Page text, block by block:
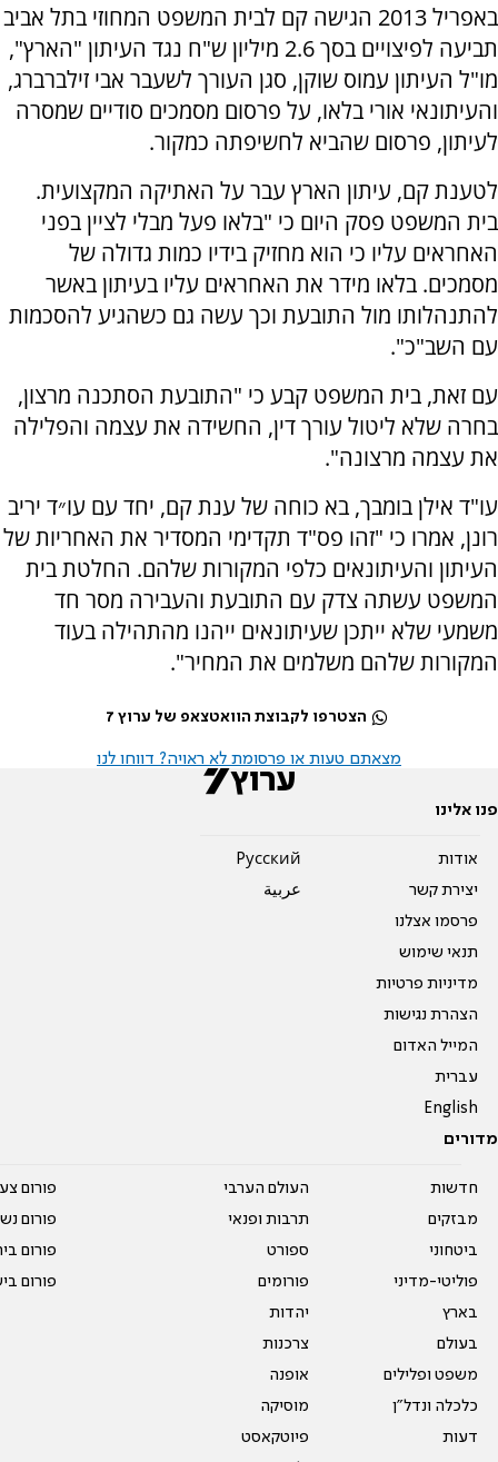
באפריל 2013 הגישה קם לבית המשפט המחוזי בתל אביב
תביעה לפיצויים בסך 2.6 מיליון ש"ח נגד העיתון "הארץ",
מו"ל העיתון עמוס שוקן, סגן העורך לשעבר אבי זילברברג,
והעיתונאי אורי בלאו, על פרסום מסמכים סודיים שמסרה
לעיתון, פרסום שהביא לחשיפתה כמקור.
לטענת קם, עיתון הארץ עבר על האתיקה המקצועית.
בית המשפט פסק היום כי "בלאו פעל מבלי לציין בפני
האחראים עליו כי הוא מחזיק בידיו כמות גדולה של
מסמכים. בלאו מידר את האחראים עליו בעיתון באשר
להתנהלותו מול התובעת וכך עשה גם כשהגיע להסכמות
עם השב"כ".
עם זאת, בית המשפט קבע כי "התובעת הסתכנה מרצון,
בחרה שלא ליטול עורך דין, החשידה את עצמה והפלילה
את עצמה מרצונה".
עו"ד אילן בומבך, בא כוחה של ענת קם, יחד עם עו״ד יריב
רונן, אמרו כי "זהו פס"ד תקדימי המסדיר את האחריות של
העיתון והעיתונאים כלפי המקורות שלהם. החלטת בית
המשפט עשתה צדק עם התובעת והעבירה מסר חד
משמעי שלא ייתכן שעיתונאים ייהנו מהתהילה בעוד
המקורות שלהם משלמים את המחיר".
הצטרפו לקבוצת הוואטצאפ של ערוץ 7
מצאתם טעות או פרסומת לא ראויה? דווחו לנו
פנו אלינו
אודות
יצירת קשר
פרסמו אצלנו
תנאי שימוש
מדיניות פרטיות
הצהרת נגישות
המייל האדום
עברית
English
Pусский
عربية
מדורים
חדשות
מבזקים
ביטחוני
פוליטי-מדיני
בארץ
בעולם
משפט ופלילים
כלכלה ונדל"ן
דעות
העולם הערבי
תרבות ופנאי
ספורט
פורומים
יהדות
צרכנות
אופנה
מוסיקה
פיוטקאסט
פורום
פורום
פורום
פורום